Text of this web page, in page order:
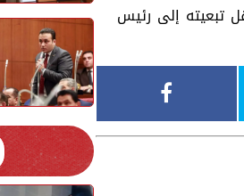
تبعيته إلى رئيس